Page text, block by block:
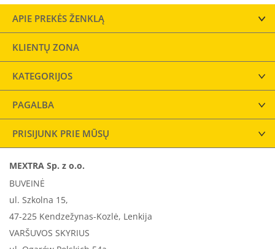
APIE PREKĖS ŽENKLĄ
KLIENTŲ ZONA
KATEGORIJOS
PAGALBA
PRISIJUNK PRIE MŪSŲ
MEXTRA Sp. z o.o.
BUVEINĖ
ul. Szkolna 15,
47-225 Kendzežynas-Kozlė, Lenkija
VARŠUVOS SKYRIUS